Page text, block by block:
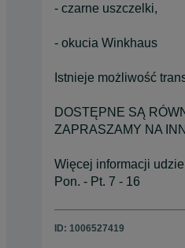
- czarne uszczelki,
- okucia Winkhaus
Istnieje możliwość
DOSTĘPNE SĄ
ZAPRASZAMY NA
Więcej informacji
Pon. - Pt. 7 - 16
ID: 1006527419